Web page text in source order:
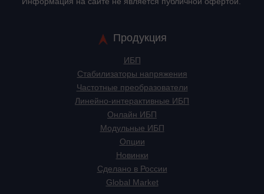
Продукция
ИБП
Стабилизаторы напряжения
Частотные преобразователи
Линейно-интерактивные ИБП
Онлайн ИБП
Модульные ИБП
Опции
Новинки
Сделано в России
Global Market